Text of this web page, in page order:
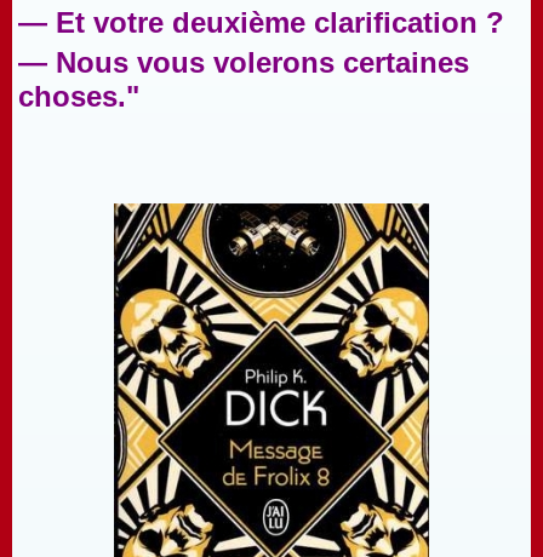
— Et votre deuxième clarification ?
— Nous vous volerons certaines
choses."